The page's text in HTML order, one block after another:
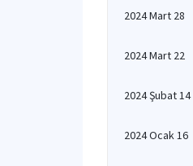
2024 Mart 28
2024 Mart 22
2024 Şubat 14
2024 Ocak 16